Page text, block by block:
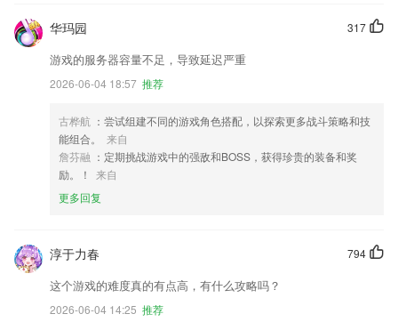
317
华玛园
游戏的服务器容量不足，导致延迟严重
2026-06-04 18:57 推荐
古桦航 ：尝试组建不同的游戏角色搭配，以探索更多战斗策略和技
能组合。
来自
詹芬融 ：定期挑战游戏中的强敌和BOSS，获得珍贵的装备和奖
励。！
来自
更多回复
794
淳于力春
这个游戏的难度真的有点高，有什么攻略吗？
2026-06-04 14:25 推荐